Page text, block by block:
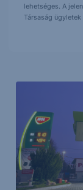
lehetséges. A
Társaság